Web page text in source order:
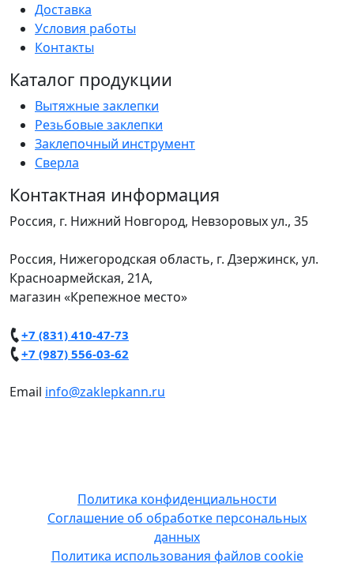
Доставка
Условия работы
Контакты
Каталог продукции
Вытяжные заклепки
Резьбовые заклепки
Заклепочный инструмент
Сверла
Контактная информация
Россия, г. Нижний Новгород, Невзоровых ул., 35
Россия, Нижегородская область, г. Дзержинск, ул.
Красноармейская, 21А,
магазин «Крепежное место»
+7 (831) 410-47-73
+7 (987) 556-03-62
Email info@zaklepkann.ru
Политика конфиденциальности
Соглашение об обработке персональных
данных
Политика использования файлов cookie